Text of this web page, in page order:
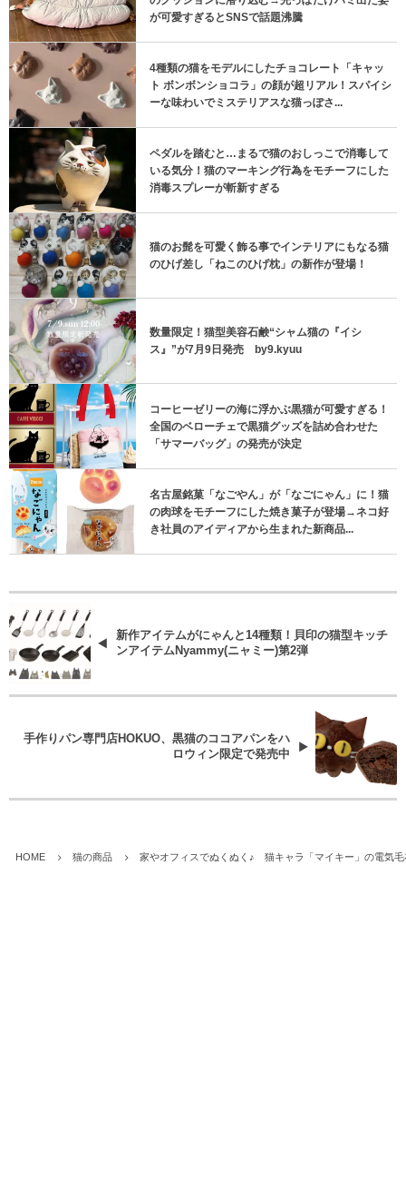
が可愛すぎるとSNSで話題沸騰
4種類の猫をモデルにしたチョコレート「キャッ
ト ボンボンショコラ」の顔が超リアル！スパイシ
ーな味わいでミステリアスな猫っぽさ...
ペダルを踏むと…まるで猫のおしっこで消毒して
いる気分！猫のマーキング行為をモチーフにした
消毒スプレーが斬新すぎる
猫のお髭を可愛く飾る事でインテリアにもなる猫
のひげ差し「ねこのひげ枕」の新作が登場！
数量限定！猫型美容石鹸“シャム猫の『イシ
ス』”が7月9日発売 by9.kyuu
コーヒーゼリーの海に浮かぶ黒猫が可愛すぎる！
全国のベローチェで黒猫グッズを詰め合わせた
「サマーバッグ」の発売が決定
名古屋銘菓「なごやん」が「なごにゃん」に！猫
の肉球をモチーフにした焼き菓子が登場→ネコ好
き社員のアイディアから生まれた新商品...
新作アイテムがにゃんと14種類！貝印の猫型キッチ
ンアイテムNyammy(ニャミー)第2弾
手作りパン専門店HOKUO、黒猫のココアパンをハ
ロウィン限定で発売中
HOME 猫の商品 家やオフィスでぬくぬく♪ 猫キャラ「マイキー」の電気毛